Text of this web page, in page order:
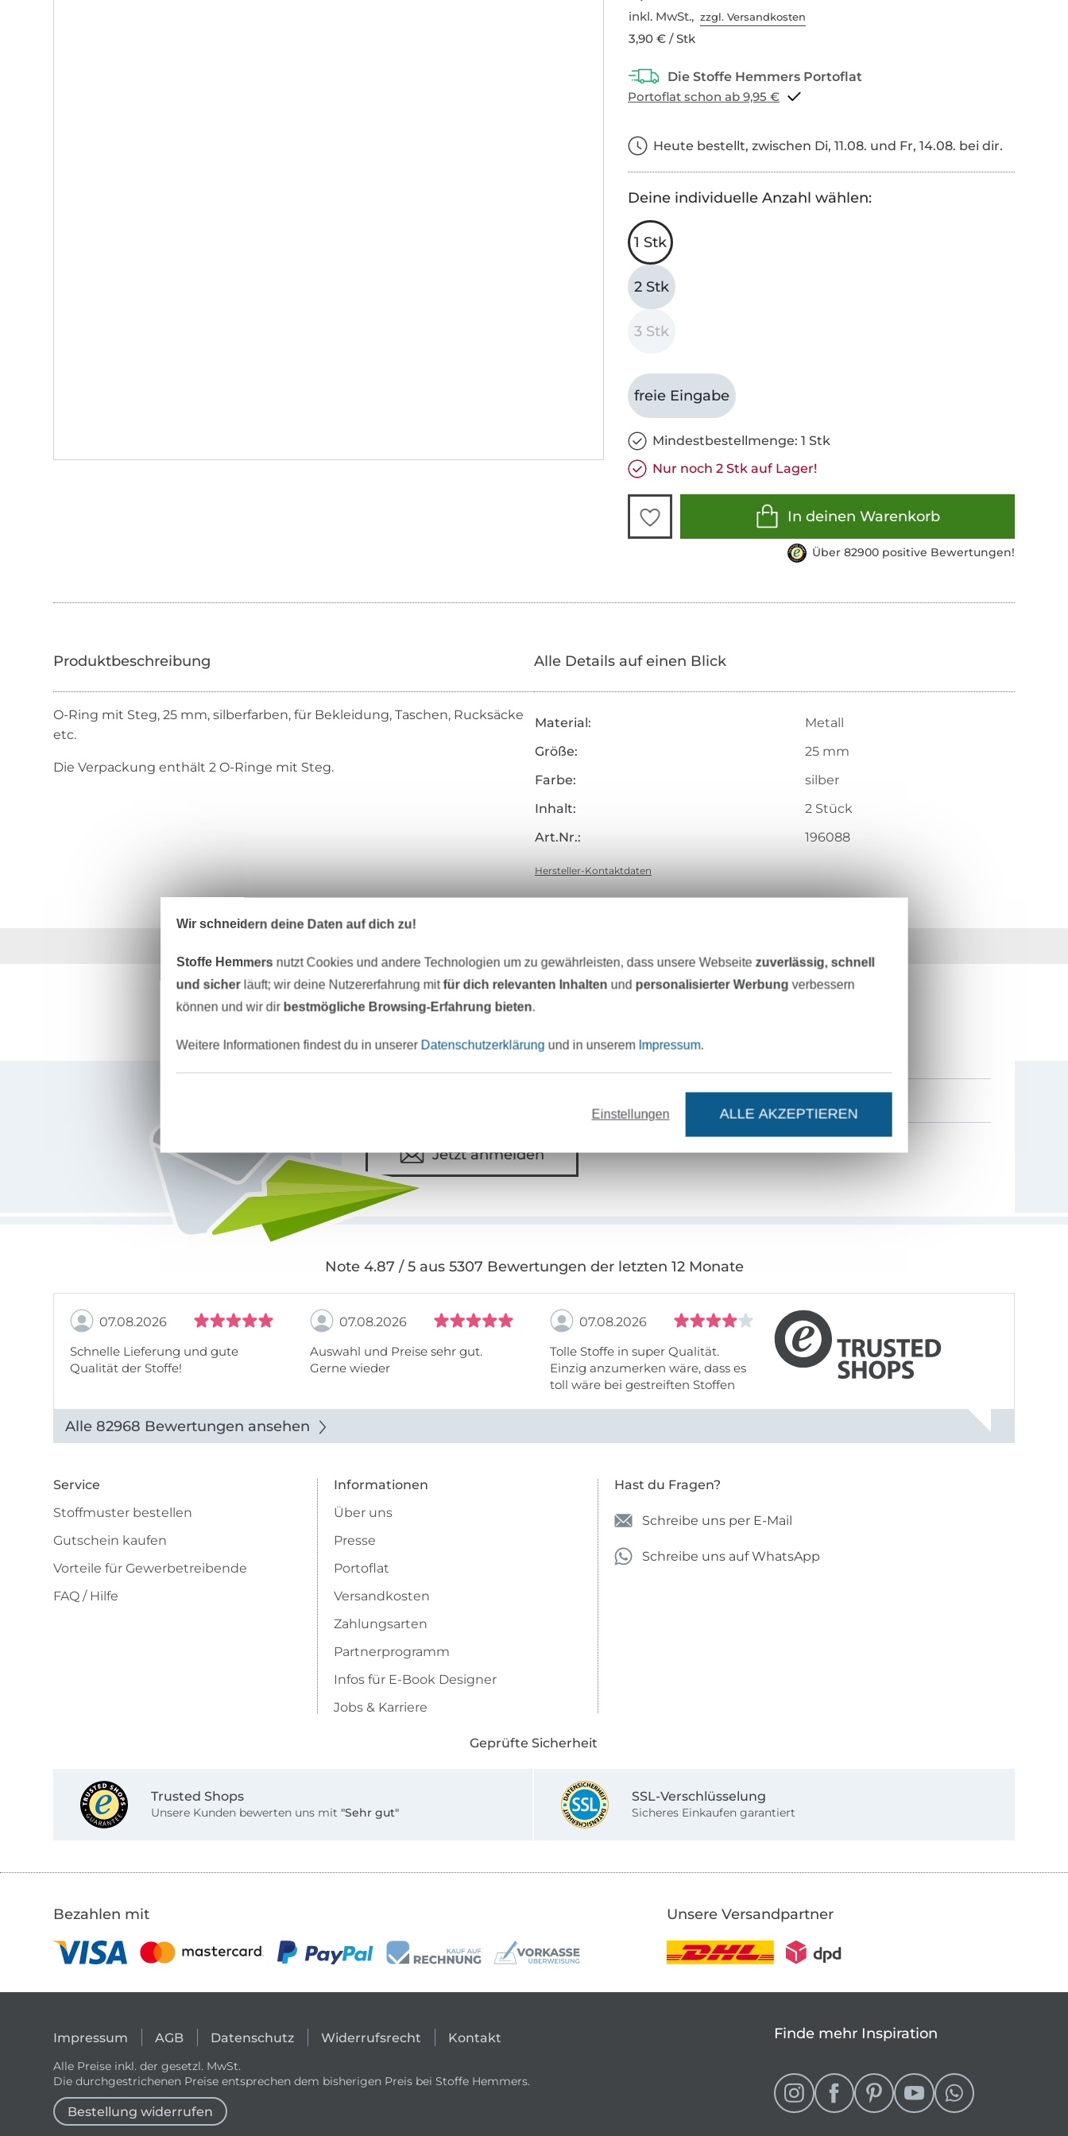
inkl. MwSt.,zzgl. Versandkosten
3,90 € / Stk
Portoflat schon ab 9,95 €
Heute bestellt, zwischen Di, 11.08. und Fr, 14.08. bei dir.
Deine individuelle Anzahl wählen:
1 Stk
2 Stk
3 Stk
freie Eingabe
Mindestbestellmenge: 1 Stk
Nur noch 2 Stk auf Lager!
In deinen Warenkorb
Über 82900 positive Bewertungen!
O-Ring mit Steg, 25 mm, silberfarben, für Bekleidung, Taschen, Rucksäcke
etc.
Die Verpackung enthält 2 O-Ringe mit Steg.
Alle Details auf einen Blick
Material:
Metall
Größe:
25 mm
Farbe:
silber
Inhalt:
2 Stück
Art.Nr.:
196088
Hersteller-Kontaktdaten
MÖCHTEST DU IMMER AUF DEM NEUESTEN STAND SEIN?
Für den Stoffe Hemmers Newsletter anmelden Deine Mail-Adresse
Jetzt anmelden
Note 4.87 / 5 aus 5307 Bewertungen der letzten 12 Monate
07.08.2026
Schnelle Lieferung und gute
Qualität der Stoffe!
07.08.2026
Auswahl und Preise sehr gut.
Gerne wieder
07.08.2026
Tolle Stoffe in super Qualität.
Einzig anzumerken wäre, dass es
toll wäre bei gestreiften Stoffen
Alle 82968 Bewertungen ansehen
Service
Stoffmuster bestellen
Gutschein kaufen
Vorteile für Gewerbetreibende
FAQ / Hilfe
Informationen
Über uns
Presse
Portoflat
Versandkosten
Zahlungsarten
Partnerprogramm
Infos für E-Book Designer
Jobs & Karriere
Hast du Fragen?
Schreibe uns per E-Mail
Schreibe uns auf WhatsApp
Geprüfte Sicherheit
Trusted Shops
Unsere Kunden bewerten uns mit "Sehr gut"
SSL-Verschlüsselung
Sicheres Einkaufen garantiert
Bezahlen mit Unsere Versandpartner
Impressum AGB Datenschutz Widerrufsrecht Kontakt
Alle Preise inkl. der gesetzl. MwSt.
Die durchgestrichenen Preise entsprechen dem bisherigen Preis bei Stoffe Hemmers.
Bestellung widerrufen
Finde mehr Inspiration
Wir schneidern deine Daten auf dich zu!
Stoffe Hemmers nutzt Cookies und andere Technologien um zu gewährleisten, dass unsere Webseite zuverlässig, schnell
und sicherläuft; wir deine Nutzererfahrung mitfür dich relevanten Inhalten und personalisierter Werbung verbessern
können und wir dir bestmögliche Browsing-Erfahrung bieten.
Weitere Informationen findest du in unserer Datenschutzerklärung und in unserem Impressum.
Einstellungen ALLE AKZEPTIEREN